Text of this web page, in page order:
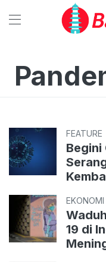
FEATURE
Begini
19 di